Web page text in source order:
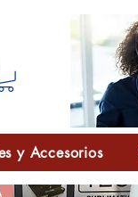
y Accesorios